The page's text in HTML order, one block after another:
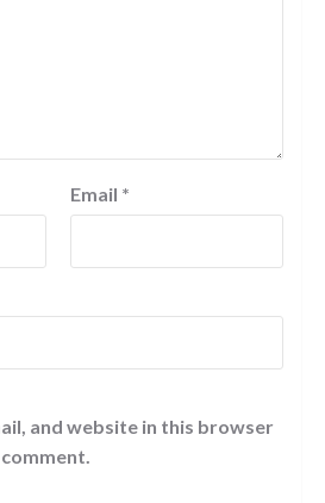
Email *
and website in this browser